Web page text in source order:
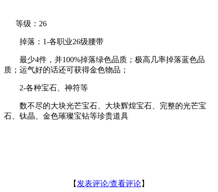
等级：26
掉落：1-各职业26级腰带
最少4件，并100%掉落绿色品质；极高几率掉落蓝色品
质；运气好的话还可获得金色物品；
2-各种宝石、神符等
数不尽的大块光芒宝石、大块辉煌宝石、完整的光芒宝
石、钛晶、金色璀璨宝钻等珍贵道具
【 发表评论/查看评论】